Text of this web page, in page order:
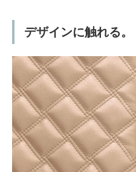
デザインに触れる。